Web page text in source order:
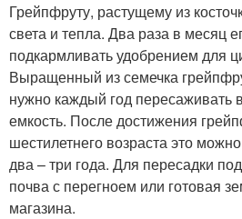
Грейпфруту, растущему из
света и тепла. Два раза в месяц
подкармливать удобрением для
Выращенный из семечка
нужно каждый год пересаживать
емкость. После достижения
шестилетнего возраста это
два – три года. Для пересадки
почва с перегноем или готовая
магазина.